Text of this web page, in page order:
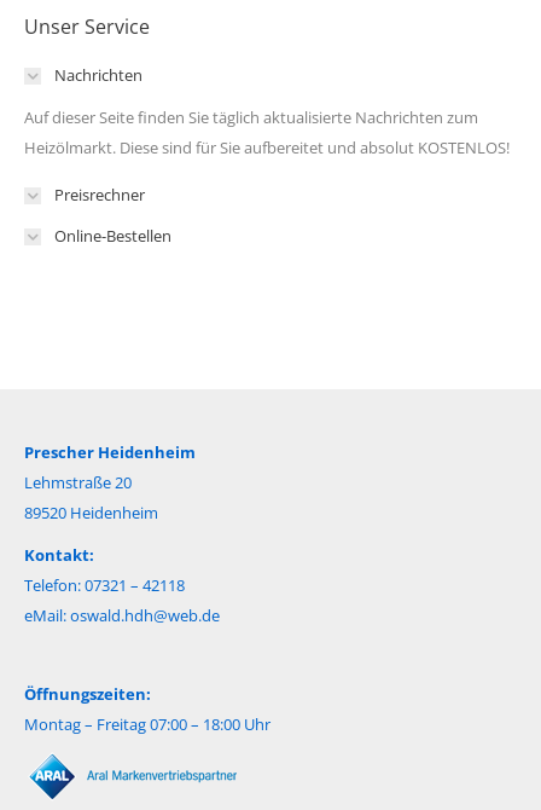
Unser Service
Nachrichten
Auf dieser Seite finden Sie täglich aktualisierte Nachrichten zum
Heizölmarkt. Diese sind für Sie aufbereitet und absolut KOSTENLOS!
Preisrechner
Online-Bestellen
Prescher Heidenheim
Lehmstraße 20
89520 Heidenheim
Kontakt:
Telefon: 07321 – 42118
eMail:oswald.hdh@web.de
Öffnungszeiten:
Montag – Freitag 07:00 – 18:00 Uhr